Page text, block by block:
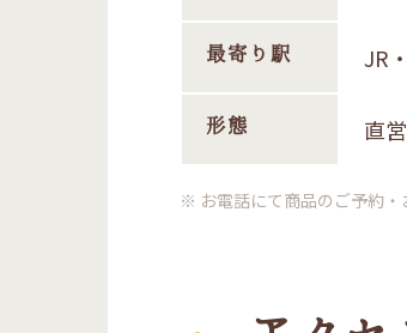
最寄り駅 JR
形態 直
※ お電話にて商品のご予約・